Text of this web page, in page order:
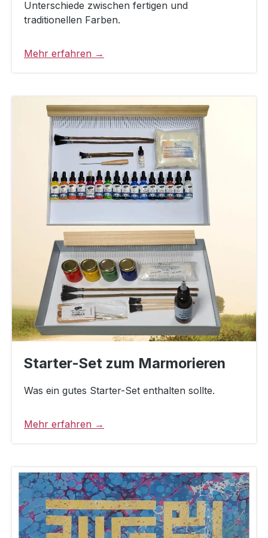
Unterschiede zwischen fertigen und
traditionellen Farben.
Mehr erfahren →
Starter-Set zum Marmorieren
Was ein gutes Starter-Set enthalten sollte.
Mehr erfahren →